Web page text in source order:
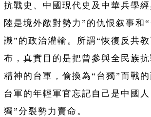
抗戰史、中國現代史及中華兵學
陸是境外敵對勢力”的仇恨叙事和
識”的政治灌輸。所謂“恢復反共
布，真實目的是把曾參與全民族
精神的台軍，偷換為“台獨”而戰
台軍的年輕軍官忘記自己是中國
獨”分裂勢力賣命。